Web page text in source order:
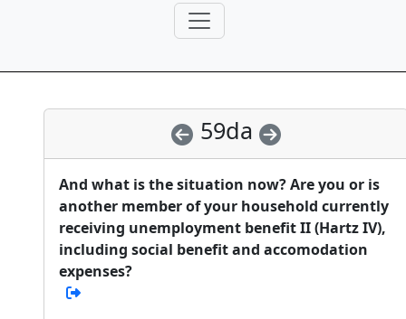
59da
And what is the situation now? Are you or is
another member of your household currently
receiving unemployment benefit II (Hartz IV),
including social benefit and accomodation
expenses?